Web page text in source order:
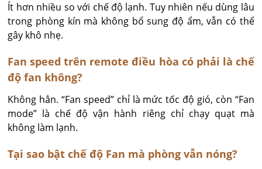
Ít hơn nhiều so với chế độ lạnh. Tuy nhiên nếu dùng lâu
trong phòng kín mà không bổ sung độ ẩm, vẫn có thể
gây khô nhẹ.
Fan speed trên remote điều hòa có phải là chế
độ fan không?
Không hẳn. “Fan speed” chỉ là mức tốc độ gió, còn “Fan
mode” là chế độ vận hành riêng chỉ chạy quạt mà
không làm lạnh.
Tại sao bật chế độ Fan mà phòng vẫn nóng?